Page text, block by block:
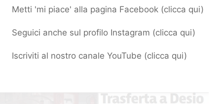
Metti 'mi piace' alla pagina Facebook (clicca qui)
Seguici anche sul profilo Instagram (clicca qui)
Iscriviti al nostro canale YouTube (clicca qui)